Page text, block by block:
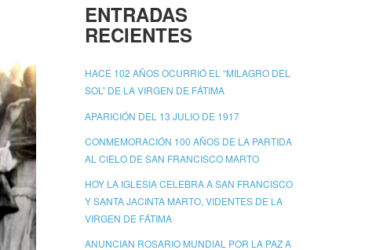
ENTRADAS
RECIENTES
HACE 102 AÑOS OCURRIÓ EL “MILAGRO DEL
SOL” DE LA VIRGEN DE FÁTIMA
APARICIÓN DEL 13 JULIO DE 1917
CONMEMORACIÓN 100 AÑOS DE LA PARTIDA
AL CIELO DE SAN FRANCISCO MARTO
HOY LA IGLESIA CELEBRA A SAN FRANCISCO
Y SANTA JACINTA MARTO, VIDENTES DE LA
VIRGEN DE FÁTIMA
ANUNCIAN ROSARIO MUNDIAL POR LA PAZ A